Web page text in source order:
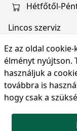
Ez az oldal
élményt nyújtson.
használjuk a
továbbra is
hogy csak a
Hétfőtől-
Lincos szerviz
NeoLincos
10
Nyitvatartás: